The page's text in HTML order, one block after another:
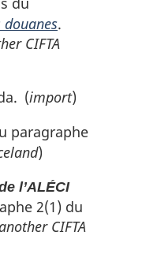
douanes.
CIFTA
(import)
paragraphe
)
l’ALÉCI
2(1) du
CIFTA